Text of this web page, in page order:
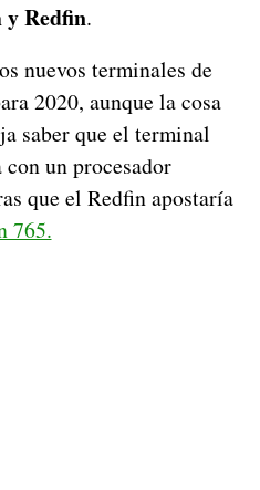
y Redfin.
nuevos terminales de
2020, aunque la cosa
saber que el terminal
un procesador
que el Redfin apostaría
765.